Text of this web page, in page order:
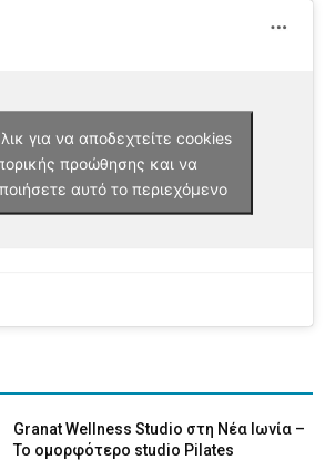
για να αποδεχτείτε cookies
προώθησης και να
αυτό το περιεχόμενο
Granat Wellness Studio στη Νέα Ιωνία –
Το ομορφότερο studio Pilates